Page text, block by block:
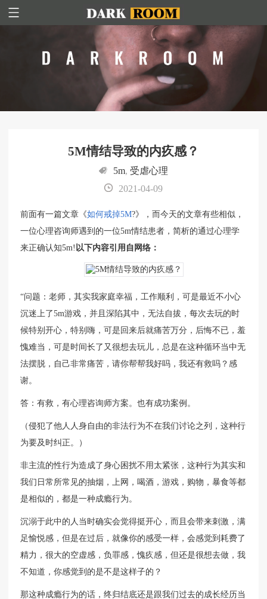
5M情结导致的内疚感？
5m, 受虐心理
2021-04-09
前面有一篇文章《如何戒掉5M?》，而今天的文章有些相似，
一位心理咨询师遇到的一位5m情结患者，简析的通过心理学
来正确认知5m! 以下内容引用自网络：
“问题：老师，其实我家庭幸福，工作顺利，可是最近不小心
沉迷上了5m游戏，并且深陷其中，无法自拔，每次去玩的时
候特别开心，特别嗨，可是回来后就痛苦万分，后悔不已，羞
愧难当，可是时间长了又很想去玩儿，总是在这种循环当中无
法摆脱，自己非常痛苦，请你帮帮我好吗，我还有救吗？感
谢。
答：有救，有心理咨询师方案。也有成功案例。
（侵犯了他人人身自由的非法行为不在我们讨论之列，这种行
为要及时纠正。）
非主流的性行为造成了身心困扰不用太紧张，这种行为其实和
我们日常所常见的抽烟，上网，喝酒，游戏，购物，暴食等都
是相似的，都是一种成瘾行为。
沉溺于此中的人当时确实会觉得挺开心，而且会带来刺激，满
足愉悦感，但是在过后，就像你的感受一样，会感觉到耗费了
精力，很大的空虚感，负罪感，愧疚感，但还是很想去做，我
不知道，你感觉到的是不是这样子的？
那这种成瘾行为的话，终归结底还是跟我们过去的成长经历当